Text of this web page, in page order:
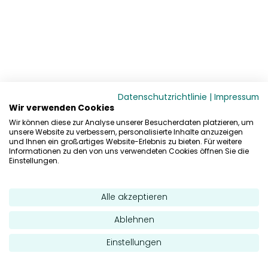
Datenschutzrichtlinie | Impressum
Wir verwenden Cookies
Wir können diese zur Analyse unserer Besucherdaten platzieren, um
unsere Website zu verbessern, personalisierte Inhalte anzuzeigen
und Ihnen ein großartiges Website-Erlebnis zu bieten. Für weitere
Informationen zu den von uns verwendeten Cookies öffnen Sie die
Einstellungen.
Alle akzeptieren
Ablehnen
Einstellungen